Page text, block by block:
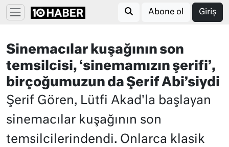
Abone ol Giriş
Sinemacılar kuşağının son
temsilcisi, ‘sinemamızın şerifi’,
birçoğumuzun da Şerif Abi’siydi
Şerif Gören, Lütfi Akad'la başlayan
sinemacılar kuşağının son
temsilcilerindendi. Onlarca klasik